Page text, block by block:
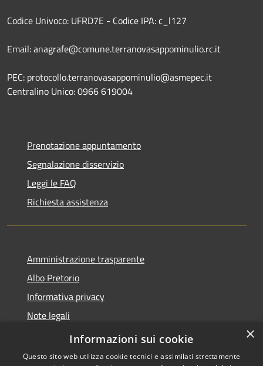
Codice Univoco: UFRD7E - Codice IPA: c_l127
Email: anagrafe@comune.terranovasappominulio.rc.it
PEC: protocollo.terranovasappominulio@asmepec.it
Centralino Unico: 0966 619004
Prenotazione appuntamento
Segnalazione disservizio
Leggi le FAQ
Richiesta assistenza
Amministrazione trasparente
Albo Pretorio
Informativa privacy
Note legali
Dichiarazione di accessibilità
×
Informazioni sui cookie
Questo sito web utilizza cookie tecnici e assimilati strettamente